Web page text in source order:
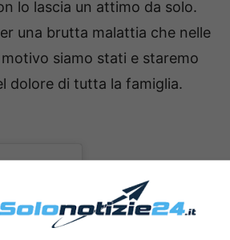
lo lascia un attimo da solo.
una brutta malattia che nelle
siamo stati e staremo
dolore di tutta la famiglia.